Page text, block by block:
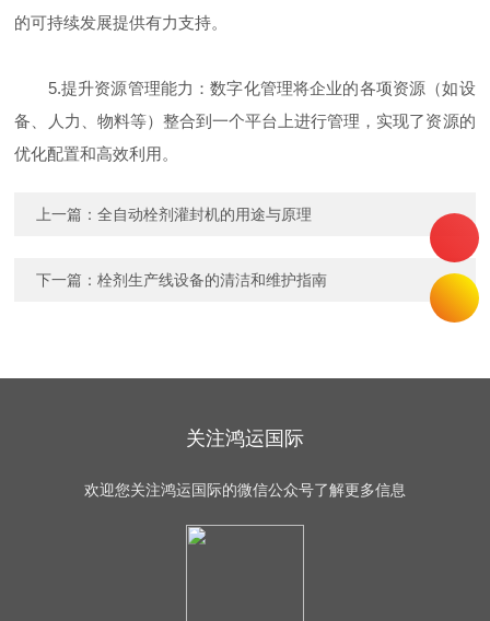
的可持续发展提供有力支持。
5.提升资源管理能力：数字化管理将企业的各项资源（如设
备、人力、物料等）整合到一个平台上进行管理，实现了资源的
优化配置和高效利用。
上一篇：全自动栓剂灌封机的用途与原理
下一篇：栓剂生产线设备的清洁和维护指南
关注鸿运国际
欢迎您关注鸿运国际的微信公众号了解更多信息